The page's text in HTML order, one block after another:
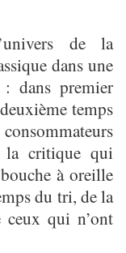
de la
dans une
: dans premier
temps
critique qui
à oreille
du tri, de la
ceux qui n’ont